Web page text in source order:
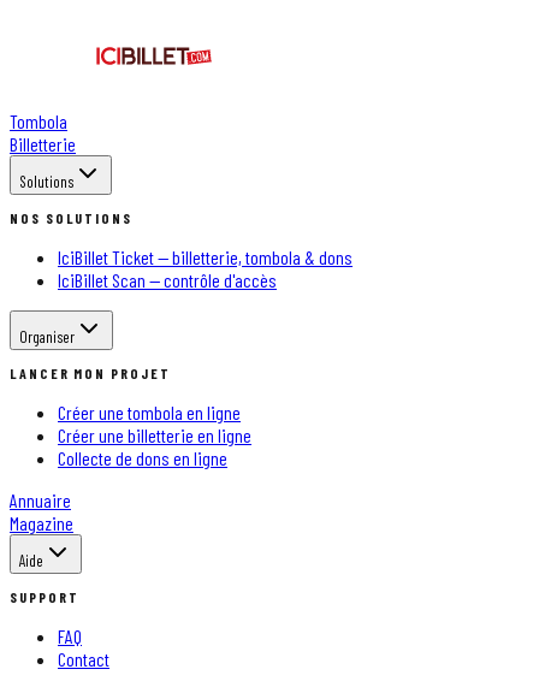
Tombola
Billetterie
Solutions
NOS SOLUTIONS
IciBillet Ticket — billetterie, tombola & dons
IciBillet Scan — contrôle d'accès
Organiser
LANCER MON PROJET
Créer une tombola en ligne
Créer une billetterie en ligne
Collecte de dons en ligne
Annuaire
Magazine
Aide
SUPPORT
FAQ
Contact